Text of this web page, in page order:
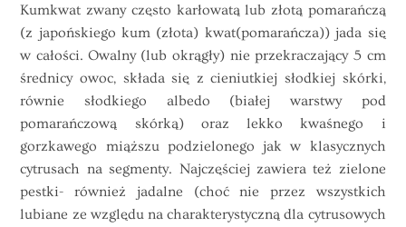
Kumkwat zwany często karłowatą lub złotą pomarańczą
(z japońskiego kum (złota) kwat(pomarańcza)) jada się
w całości. Owalny (lub okrągły) nie przekraczający 5 cm
średnicy owoc, składa się z cieniutkiej słodkiej skórki,
równie słodkiego albedo (białej warstwy pod
pomarańczową skórką) oraz lekko kwaśnego i
gorzkawego miąższu podzielonego jak w klasycznych
cytrusach na segmenty. Najczęściej zawiera też zielone
pestki- również jadalne (choć nie przez wszystkich
lubiane ze względu na charakterystyczną dla cytrusowych